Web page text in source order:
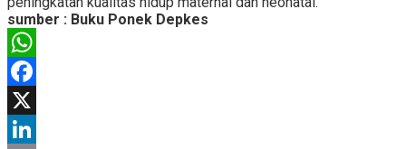
sumber : Buku Ponek Depkes
WhatsApp
Facebook
X